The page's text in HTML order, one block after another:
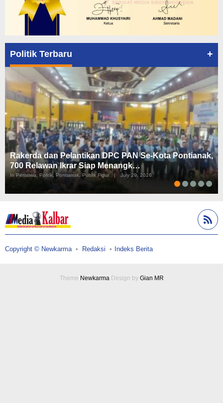
Politik Terbaru +
Rakerda dan Pelantikan DPC PAN Se-Kota Pontianak,
700 Relawan Ikrar Siap Menangk…
In Peristiwa, Politik, Pontianak, Publik Figur July 29, 2026
Copyright © Newkarma Redaksi Indeks Berita
Theme NewkarmaDesign by Gian MR